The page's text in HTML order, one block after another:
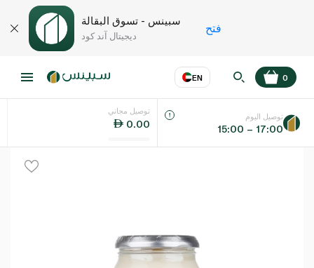
سبينس - تسوق البقالة
ديجيتال آند كود
فتح
EN
اللغة عر
0
توصيل مجاني
0.00
توصيل اليوم
15:00 – 17:00